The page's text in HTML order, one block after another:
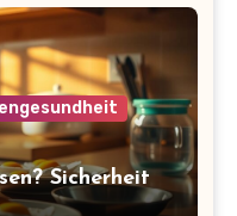
Sicherheit